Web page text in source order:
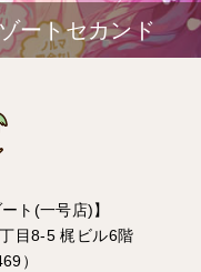
ートセカンド
ト(一号店)】
目8-5 梶ビル6階
）